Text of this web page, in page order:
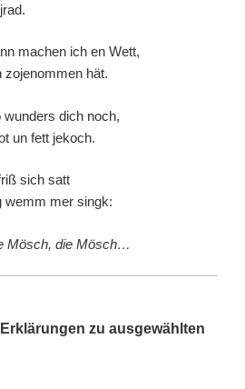
machen ich en Wett,
zojenommen hät.
dich noch,
un fett jekoch.
sich satt
wemm mer singk:
Mösch, die Mösch…
zu ausgewählten